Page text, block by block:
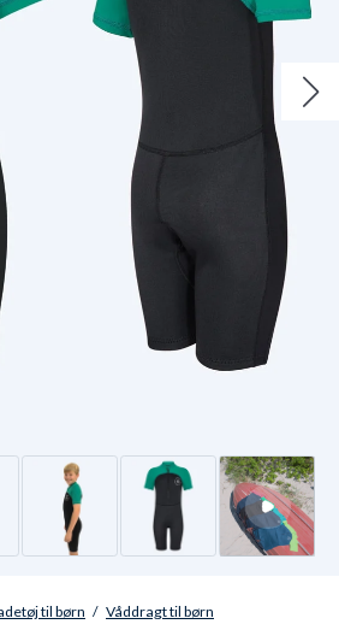
til børn / Våddragt til børn